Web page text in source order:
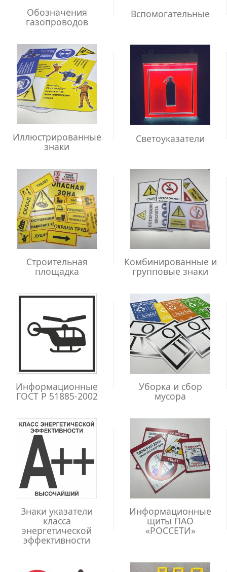
Обозначения
газопроводов
Вспомогательные
Иллюстрированные
знаки
Светоуказатели
Строительная
площадка
Комбинированные и
групповые знаки
Информационные
ГОСТ Р 51885-2002
Уборка и сбор
мусора
Знаки указатели
класса
энергетической
эффективности
Информационные
щиты ПАО
«РОССЕТИ»